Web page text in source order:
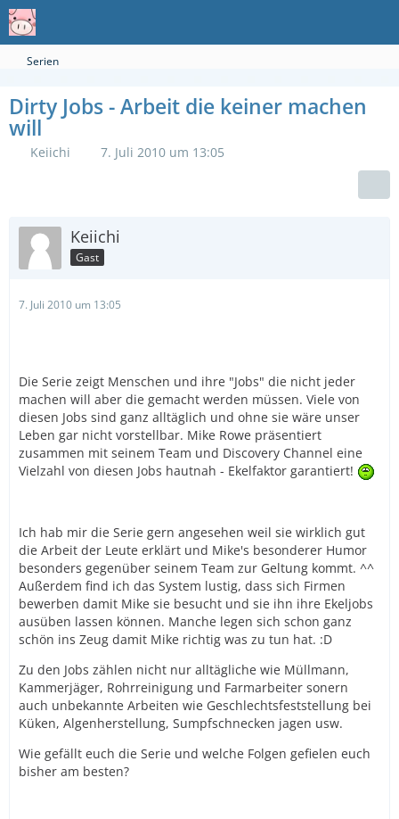
Serien
Dirty Jobs - Arbeit die keiner machen
will
Keiichi 7. Juli 2010 um 13:05
Keiichi
Gast
7. Juli 2010 um 13:05
Die Serie zeigt Menschen und ihre "Jobs" die nicht jeder
machen will aber die gemacht werden müssen. Viele von
diesen Jobs sind ganz alltäglich und ohne sie wäre unser
Leben gar nicht vorstellbar. Mike Rowe präsentiert
zusammen mit seinem Team und Discovery Channel eine
Vielzahl von diesen Jobs hautnah - Ekelfaktor garantiert!
Ich hab mir die Serie gern angesehen weil sie wirklich gut
die Arbeit der Leute erklärt und Mike's besonderer Humor
besonders gegenüber seinem Team zur Geltung kommt. ^^
Außerdem find ich das System lustig, dass sich Firmen
bewerben damit Mike sie besucht und sie ihn ihre Ekeljobs
ausüben lassen können. Manche legen sich schon ganz
schön ins Zeug damit Mike richtig was zu tun hat. :D
Zu den Jobs zählen nicht nur alltägliche wie Müllmann,
Kammerjäger, Rohrreinigung und Farmarbeiter sonern
auch unbekannte Arbeiten wie Geschlechtsfeststellung bei
Küken, Algenherstellung, Sumpfschnecken jagen usw.
Wie gefällt euch die Serie und welche Folgen gefielen euch
bisher am besten?